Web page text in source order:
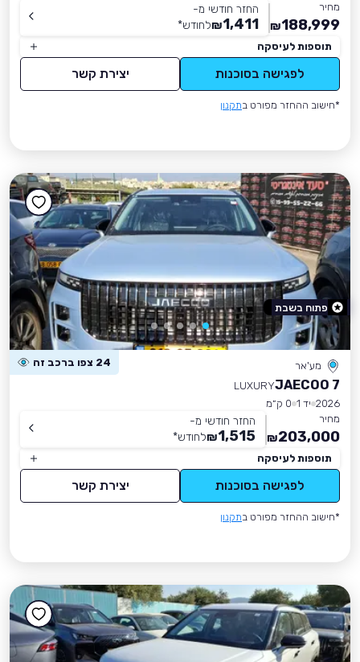
מחיר
188,999
₪
החזר חודשי מ-
1,411
₪לחודש*
תוספות לעיסקה
לפגישה בסוכנות יצירת קשר
*חישוב ההחזר מפורט בתקנון
מע'אר 24 צפו ברכב זה
JAECOO 7
LUXURY
2026 יד 1
0 ק״מ
מחיר
203,000
₪
החזר חודשי מ-
1,515
₪לחודש*
תוספות לעיסקה
לפגישה בסוכנות יצירת קשר
*חישוב ההחזר מפורט בתקנון
פתוח בשבת